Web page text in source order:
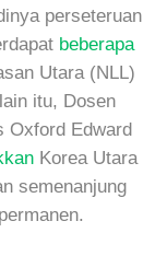
perseteruan
beberapa
Utara (NLL)
itu, Dosen
Oxford Edward
Korea Utara
semenanjung